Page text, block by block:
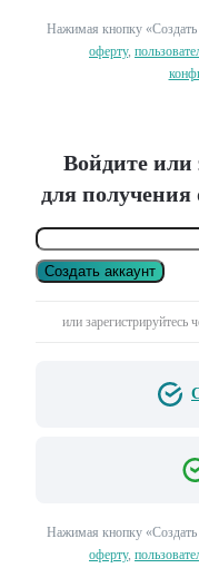
Нажимая кнопку «Создать
оферту,
Войдите или
для
Создать аккаунт
или зарегистрируйтесь
Нажимая кнопку «Создать
оферту,